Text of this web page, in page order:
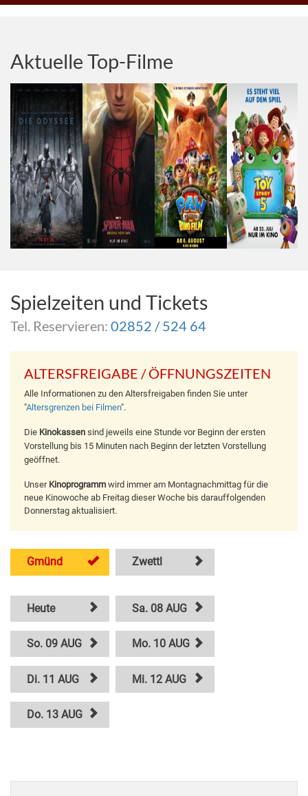
Aktuelle Top-Filme
Spielzeiten und Tickets
Tel. Reservieren: 02852 / 524 64
ALTERSFREIGABE / ÖFFNUNGSZEITEN
Alle Informationen zu den Altersfreigaben finden Sie unter
"Altersgrenzen bei Filmen".
Die Kinokassen sind jeweils eine Stunde vor Beginn der ersten
Vorstellung bis 15 Minuten nach Beginn der letzten Vorstellung
geöffnet.
Unser Kinoprogramm wird immer am Montagnachmittag für die
neue Kinowoche ab Freitag dieser Woche bis darauffolgenden
Donnerstag aktualisiert.
Gmünd Zwettl
Heute Sa. 08 AUG
So. 09 AUG Mo. 10 AUG
Di. 11 AUG Mi. 12 AUG
Do. 13 AUG